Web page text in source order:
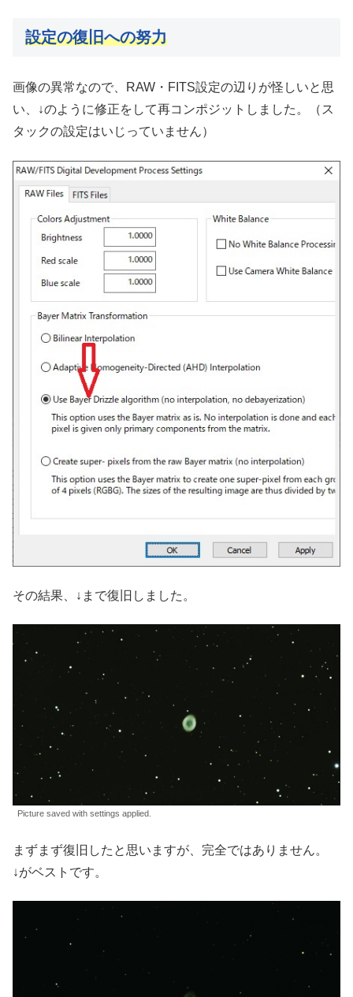
設定の復旧への努力
画像の異常なので、RAW・FITS設定の辺りが怪しいと思
い、↓のように修正をして再コンポジットしました。（ス
タックの設定はいじっていません）
その結果、↓まで復旧しました。
Picture saved with settings applied.
まずまず復旧したと思いますが、完全ではありません。
↓がベストです。